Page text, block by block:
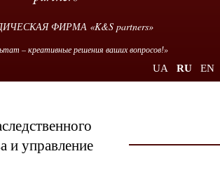
ФИРМА «K&S partners»
– креативные решения ваших вопросов!»
UA RU EN
и управление